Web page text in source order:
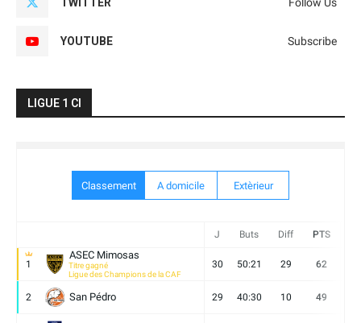
TWITTER Follow Us
YOUTUBE Subscribe
LIGUE 1 CI
Classement A domicile Extèrieur
J Buts Diff PTS
1
ASEC Mimosas
Titre gagné
Ligue des Champions de la CAF
30 50:21 29 62
2 San Pédro 29 40:30 10 49